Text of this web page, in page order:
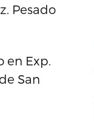
Pesado
en Exp.
San